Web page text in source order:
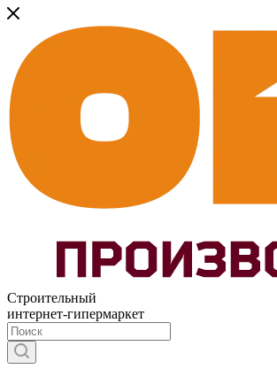
Строительный
интернет-гипермаркет